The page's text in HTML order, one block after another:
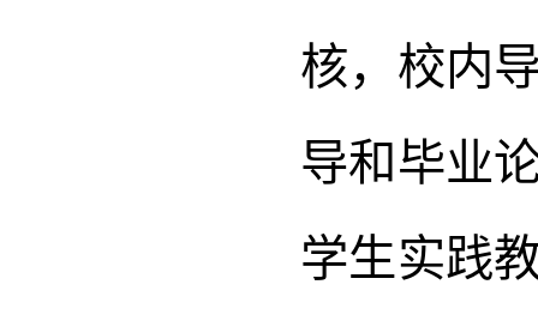
核，校内
导和毕业
学生实践